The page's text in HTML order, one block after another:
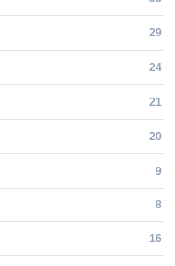
29
24
21
20
9
8
16